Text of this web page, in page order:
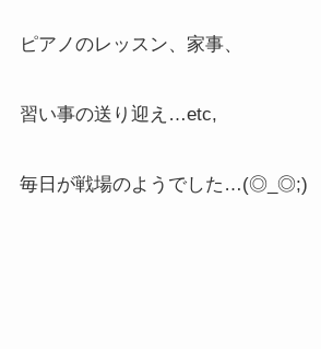
ピアノのレッスン、家事、
習い事の送り迎え…etc,
毎日が戦場のようでした…(◎_◎;)